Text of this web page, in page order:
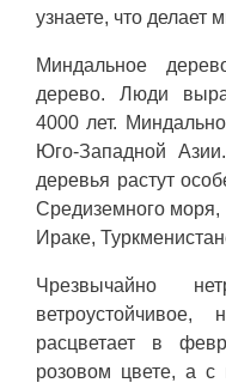
узнаете, что делает
Миндальное
дерево. Люди
4000 лет.
Юго-Западной
деревья растут
Средиземного моря,
Ираке,
Чрезвычайно
расцветает в
розовом цвете, а